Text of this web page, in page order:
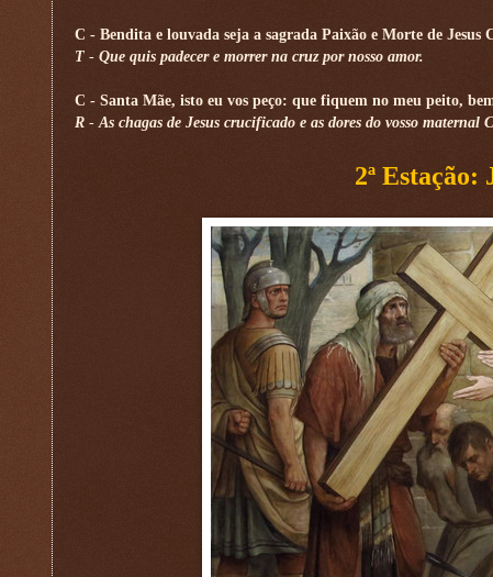
C - Bendita e louvada seja a sagrada Paixão e Morte de Jesus
T - Que quis padecer e morrer na cruz por nosso amor.
C - Santa Mãe, isto eu vos peço: que fiquem no meu peito,
R - As chagas de Jesus crucificado e as dores do vosso maternal
2ª Estação: